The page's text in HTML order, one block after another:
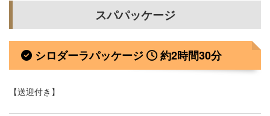
スパパッケージ
シロダーラパッケージ 約2時間30分
【送迎付き】